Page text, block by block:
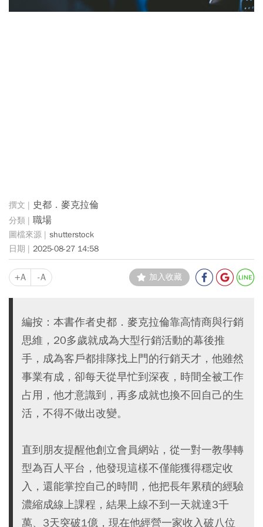
史都．麥克拉倫
職場
shutterstock
2025-08-27 14:58
+A -A 加入收藏
編按：本書作者史都．麥克拉倫靠高情商與行銷
思維，20多歲就成為大型行銷活動的幕後推
手，成為客戶都排隊找上門的行銷天才，他雖然
事業有成，卻每天從早忙到深夜，時間全被工作
占用，他才意識到，再多成就也換不回自己的生
活，不得不做出改變。
直到朋友提醒他創立會員網站，從一對一教學轉
型為百人平台，他發現這樣不僅能獲得穩定收
入，還能掌控自己的時間，他把長年累積的經驗
濃縮成線上課程，結果上線不到一天就達3千
萬、3天突破1億，現在他經營一家收入破八位